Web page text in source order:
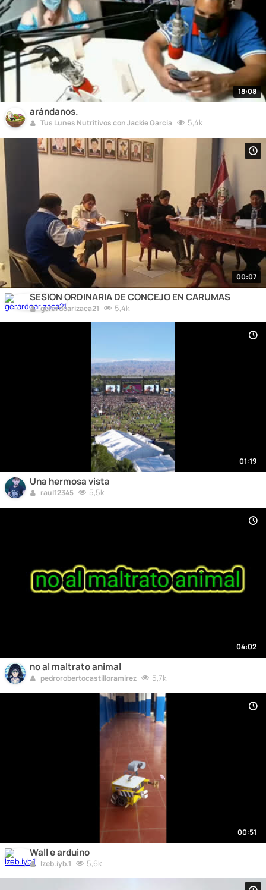
18:08
arándanos.
Tus Lunes Nutritivos con Jackie Garcia 5,4k
00:07
SESION ORDINARIA DE CONCEJO EN CARUMAS
gerardoarizaca21 5,4k
01:19
Una hermosa vista
raul12345 5,5k
04:02
no al maltrato animal
pedrorobertocastilloramirez 5,7k
00:51
Wall e arduino
lzeb.iyb.1 5,6k